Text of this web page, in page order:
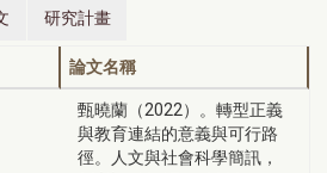
研究計畫
論文名稱
甄曉蘭（2022）。轉型正義
與教育連結的意義與可行路
徑。人文與社會科學簡訊，